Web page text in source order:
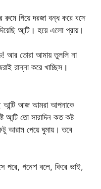
গিয়ে দরজা বন্ধ করে বসে
আন্টি। হয়ে এলো প্রায়।
আর তোরা আমায় তুললি না
রান্না করে খাচ্ছিস।
আন্টি আজ আমরা আপনাকে
আন্টি তো সারাদিন কত কষ্ট
আরাম পেয়ে ঘুমায়। তবে
পরে, গনেশ বলে, কিরে ভাই,